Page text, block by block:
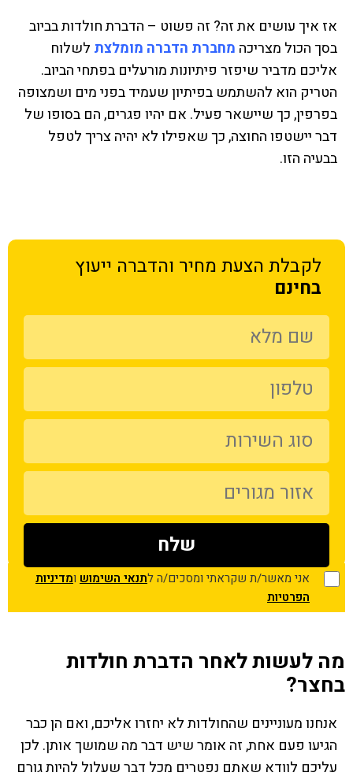
אז איך עושים את זה? זה פשוט – הדברת חולדות בביוב
בסך הכול מצריכה מחברת הדברה מומלצת לשלוח
אליכם מדביר שיפזר פיתיונות מורעלים בפתחי הביוב.
הטריק הוא להשתמש בפיתיון שעמיד בפני מים ושמצופה
בפרפין, כך שיישאר פעיל. אם יהיו פגרים, הם בסופו של
דבר יישטפו החוצה, כך שאפילו לא יהיה צריך לטפל
בבעיה הזו.
לקבלת הצעת מחיר והדברה ייעוץ
בחינם
אני מאשר/ת שקראתי ומסכים/ה לתנאי השימוש ומדיניות
הפרטיות
מה לעשות לאחר הדברת חולדות
בחצר?
אנחנו מעוניינים שהחולדות לא יחזרו אליכם, ואם הן כבר
הגיעו פעם אחת, זה אומר שיש דבר מה שמושך אותן. לכן
עליכם לוודא שאתם נפטרים מכל דבר שעלול להיות גורם